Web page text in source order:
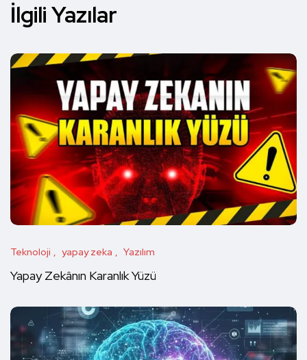
İlgili Yazılar
Teknoloji yapay zeka Yazılım
Yapay Zekânın Karanlık Yüzü